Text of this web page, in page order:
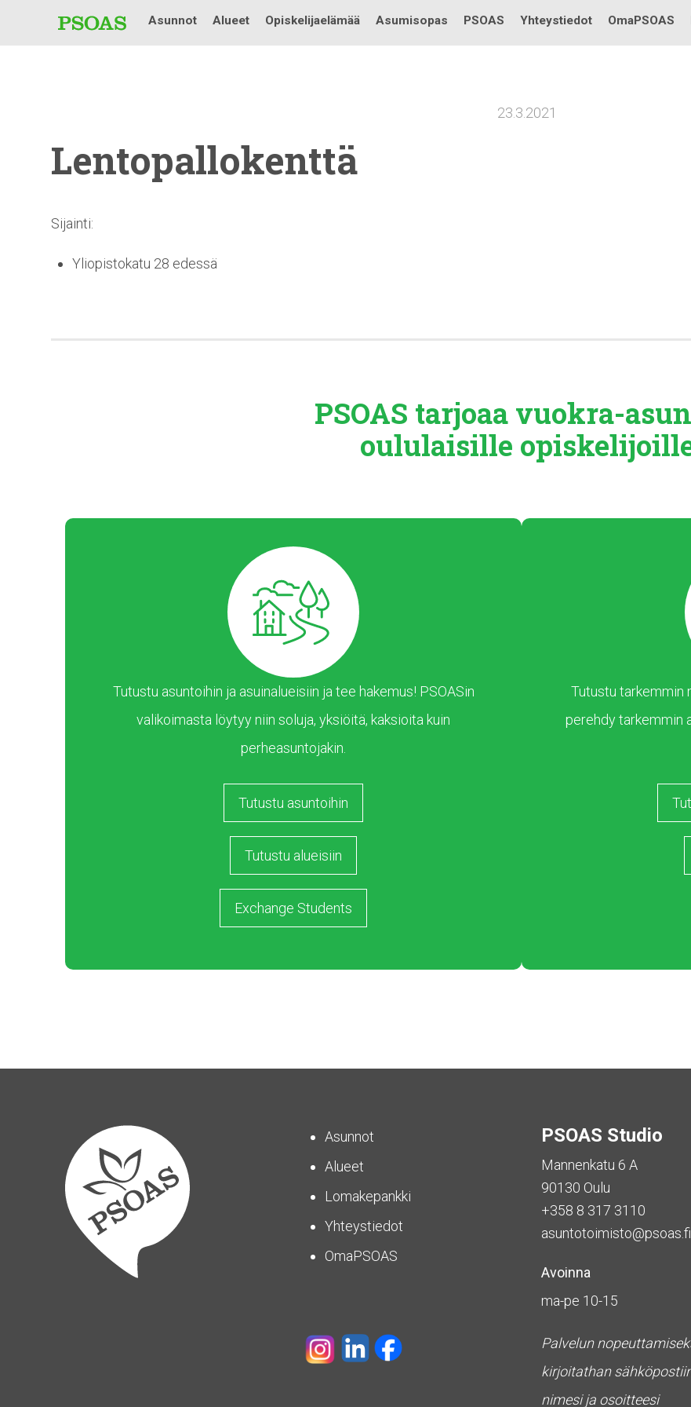
Testi
Asunnot Alueet Opiskelijaelämää Asumisopas PSOAS Yhteystiedot OmaPSOAS
23.3.2021
Lentopallokenttä
Sijainti:
Yliopistokatu 28 edessä
PSOAS tarjoaa vuokra-
oululaisille
Tutustu asuntoihin ja asuinalueisiin ja tee hakemus! PSOASin
valikoimasta löytyy niin soluja, yksiöitä, kaksioita kuin
perheasuntojakin.
Tutustu asuntoihin
Tutustu alueisiin
Exchange Students
Tutustu tarkemmin
perehdy tarkemmin
Asunnot
Alueet
Lomakepankki
Yhteystiedot
OmaPSOAS
PSOAS Studio
Mannenkatu 6 A
90130 Oulu
+358 8 317 3110
asuntotoimisto@psoas.fi
Avoinna
ma-pe 10-15
Palvelun
kirjoitathan
nimesi ja osoitteesi